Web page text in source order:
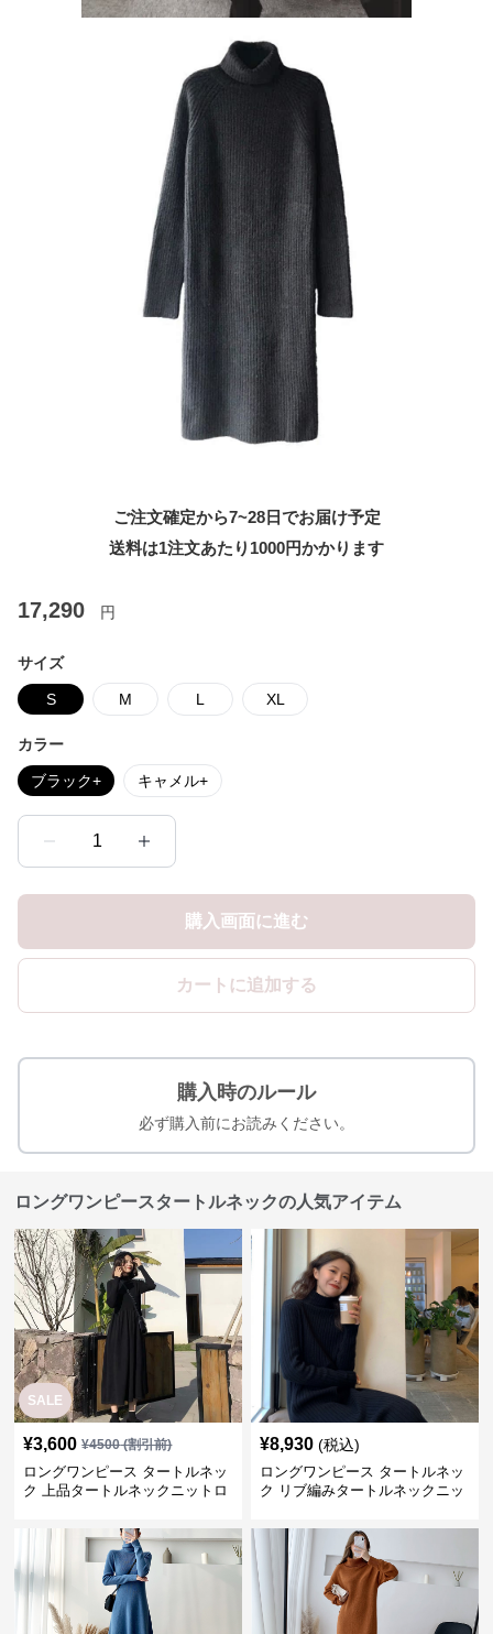
ご注文確定から7~28日でお届け予定
送料は1注文あたり 1000円かかります
17,290 円
サイズ
S M L XL
カラー
ブラック+ キャメル+
1
購入画面に進む
カートに追加する
購入時のルール
必ず購入前にお読みください。
ロングワンピースタートルネックの人気アイテム
SALE
¥3,600 ¥4500(割引前)
ロングワンピース タートルネッ
ク 上品タートルネックニットロ
¥8,930 (税込)
ロングワンピース タートルネッ
ク リブ編みタートルネックニッ